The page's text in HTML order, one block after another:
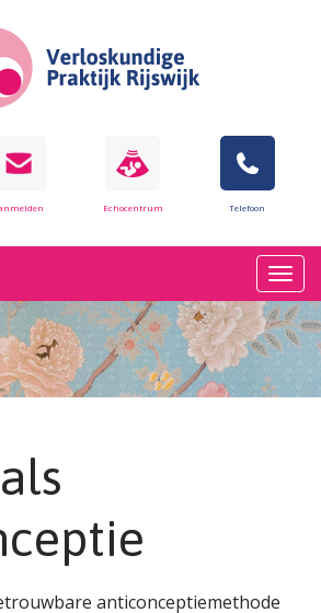
Echocentrum Telefoon
anticonceptiemethode